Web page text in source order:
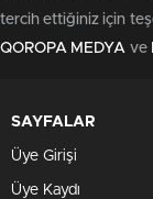
tercih ettiğiniz için
QOROPA MEDYAve
SAYFALAR
Üye Girişi
Üye Kaydı